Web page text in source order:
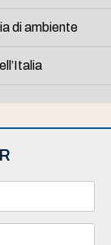
di ambiente